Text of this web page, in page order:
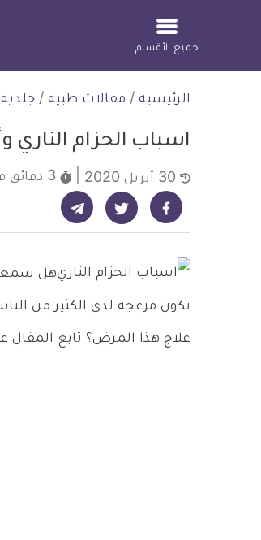
جميع الأقسام
الرئيسية / مقالات طبية / جلدية
اسباب الحزام الناري
3 دقائق
شارك على فيسبوك - ديلي ميديكال انفو شارك على تويتر - ديلي ميديكال انفو شارك على تيليجرام - ديلي ميديكال انفو
هل سمعت
تكون مزعجة لدى الكثير من
علاج هذا المرض؟ تابع المقال